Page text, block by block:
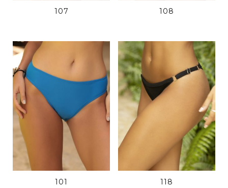
107 108
101 118